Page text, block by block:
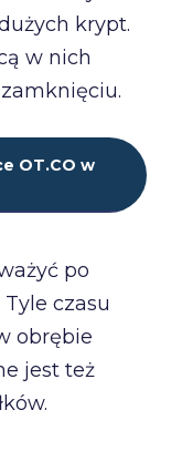
krypt.
w nich
OT.CO w
po
czasu
obrębie
jest też